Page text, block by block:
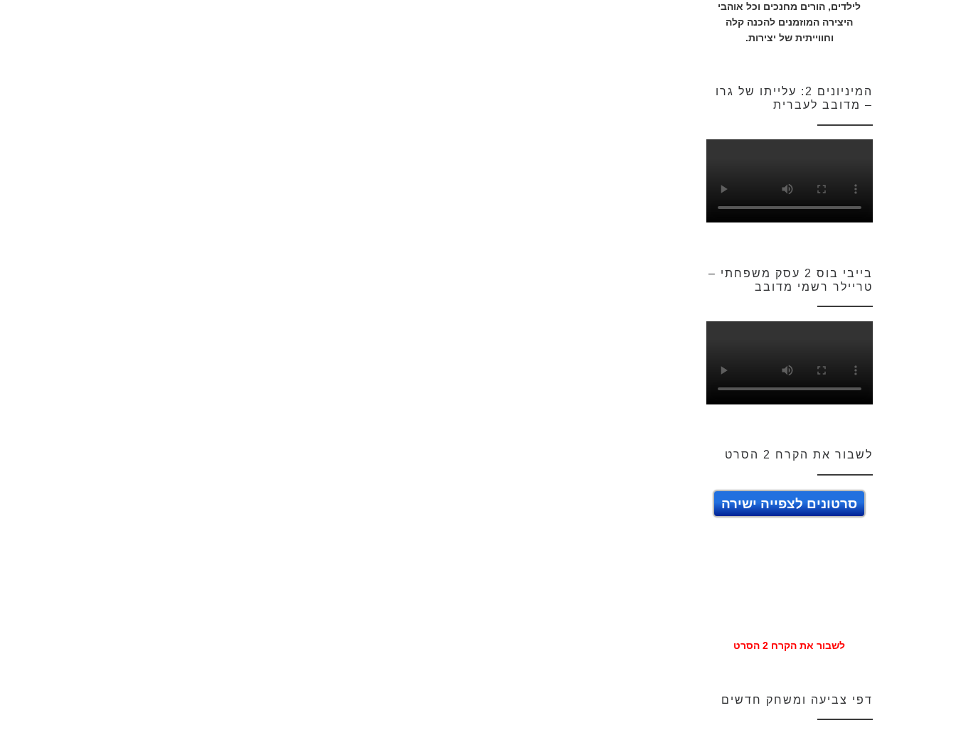
לילדים, הורים מחנכים וכל אוהבי
היצירה המוזמנים להכנה קלה
וחווייתית של יצירות.
המיניונים 2: עלייתו של גרו
– מדובב לעברית
בייבי בוס 2 עסק משפחתי –
טריילר רשמי מדובב
לשבור את הקרח 2 הסרט
סרטונים לצפייה ישירה
לשבור את הקרח 2 הסרט
דפי צביעה ומשחק חדשים